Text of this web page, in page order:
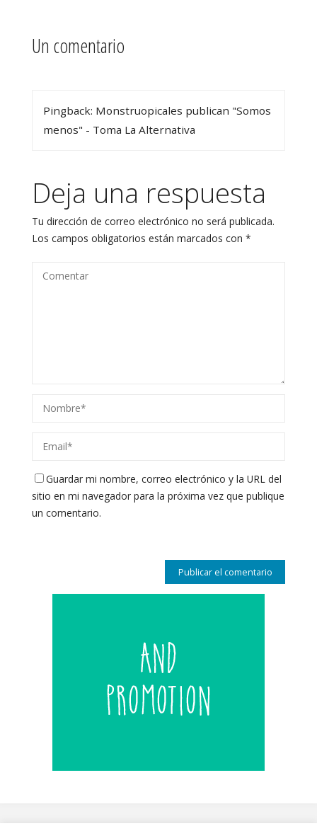
Un comentario
Pingback: Monstruopicales publican "Somos
menos" - Toma La Alternativa
Deja una respuesta
Tu dirección de correo electrónico no será publicada.
Los campos obligatorios están marcados con *
Guardar mi nombre, correo electrónico y la URL del
sitio en mi navegador para la próxima vez que publique
un comentario.